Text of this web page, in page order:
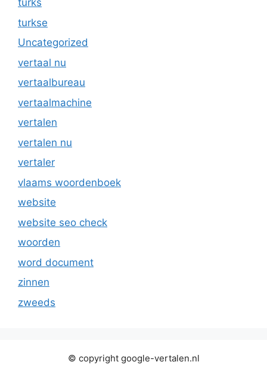
turks
turkse
Uncategorized
vertaal nu
vertaalbureau
vertaalmachine
vertalen
vertalen nu
vertaler
vlaams woordenboek
website
website seo check
woorden
word document
zinnen
zweeds
© copyright google-vertalen.nl